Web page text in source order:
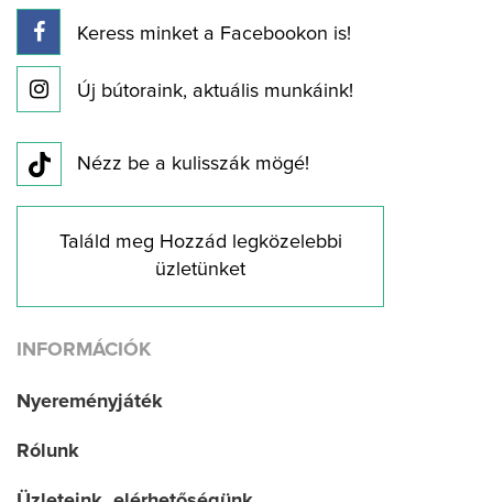
Keress minket a Facebookon is!
Új bútoraink, aktuális munkáink!
Nézz be a kulisszák mögé!
Találd meg Hozzád legközelebbi
üzletünket
INFORMÁCIÓK
Nyereményjáték
Rólunk